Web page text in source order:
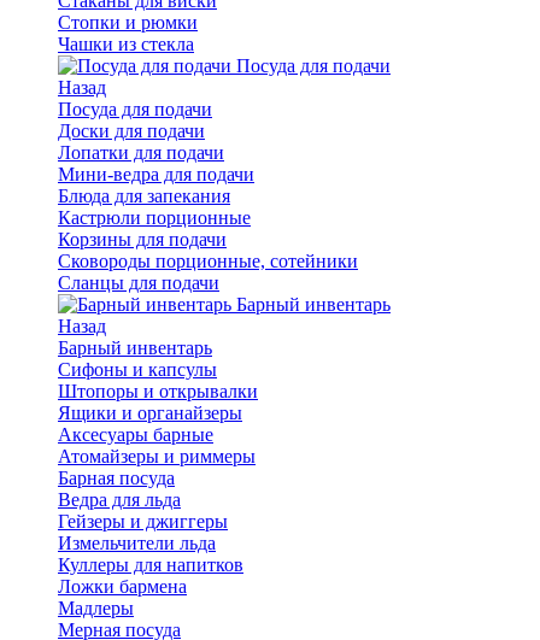
Стопки и рюмки
Чашки из стекла
Посуда для подачи
Назад
Посуда для подачи
Доски для подачи
Лопатки для подачи
Мини-ведра для подачи
Блюда для запекания
Кастрюли порционные
Корзины для подачи
Сковороды порционные, сотейники
Сланцы для подачи
Барный инвентарь
Назад
Барный инвентарь
Сифоны и капсулы
Штопоры и открывалки
Ящики и органайзеры
Аксесуары барные
Атомайзеры и риммеры
Барная посуда
Ведра для льда
Гейзеры и джиггеры
Измельчители льда
Куллеры для напитков
Ложки бармена
Мадлеры
Мерная посуда